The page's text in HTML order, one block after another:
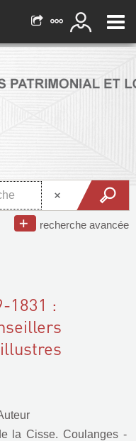
recherche avancée
1831 :
la Cisse. Coulanges -